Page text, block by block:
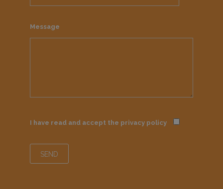
Message
I have read and accept the privacy policy